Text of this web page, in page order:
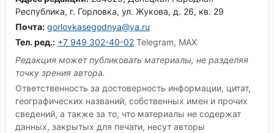
Республика, г. Горловка, ул. Жукова, д. 26, кв. 29
Почта: gorlovkasegodnya@ya.ru
Тел. ред.: +7 949 302-40-02 Telegram, MAX
Редакция может публиковать материалы, не разделяя
точку зрения автора.
Ответственность за достоверность информации, цитат,
географических названий, собственных имен и прочих
сведений, а также за то, что материалы не содержат
данных, закрытых для печати, несут авторы